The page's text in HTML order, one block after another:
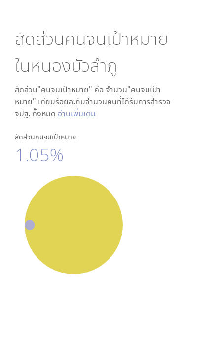
สัดส่วนคนจนเป้าหมาย
ในหนองบัวลำภู
สัดส่วน"คนจนเป้าหมาย" คือ จำนวน"คนจนเป้า
หมาย" เทียบร้อยละกับจำนวนคนที่ได้รับการสำรวจ
จปฐ. ทั้งหมด อ่านเพิ่มเติม
สัดส่วนคนจนเป้าหมาย
1.05%